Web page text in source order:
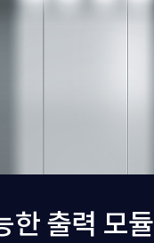
한 출력 모듈